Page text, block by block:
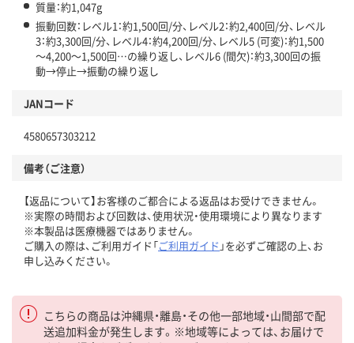
質量：約1,047g
振動回数：レベル1：約1,500回/分、レベル2：約2,400回/分、レベル
3：約3,300回/分、レベル4：約4,200回/分、レベル5 (可変)：約1,500
～4,200～1,500回…の繰り返し、レベル6 (間欠)：約3,300回の振
動→停止→振動の繰り返し
JANコード
4580657303212
備考（ご注意）
【返品について】お客様のご都合による返品はお受けできません。
※実際の時間および回数は、使用状況・使用環境により異なります
※本製品は医療機器ではありません。
ご購入の際は、ご利用ガイド「ご利用ガイド 」を必ずご確認の上、お
申し込みください。
こちらの商品は沖縄県・離島・その他一部地域・山間部で配
送追加料金が発生します。※地域等によっては、お届けで